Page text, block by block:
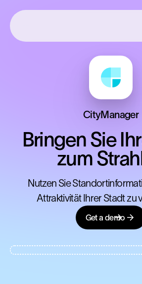
CityManager
Bringen Sie
zum
Nutzen Sie
Attraktivität Ihrer Stadt zu
Get a demo